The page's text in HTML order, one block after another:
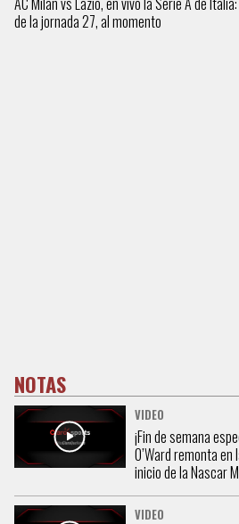
de la jornada 27, al momento
NOTAS
VIDEO
¡Fin de semana
O’Ward remonta
inicio de la Nascar
VIDEO